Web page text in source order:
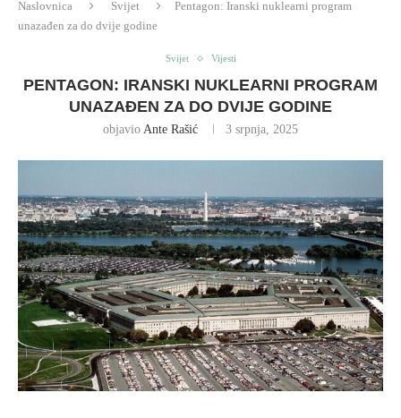
Naslovnica Svijet
Pentagon: Iranski nuklearni program
unazađen za do dvije godine
Svijet Vijesti
PENTAGON: IRANSKI NUKLEARNI PROGRAM
UNAZAĐEN ZA DO DVIJE GODINE
objavio Ante Rašić 3 srpnja, 2025